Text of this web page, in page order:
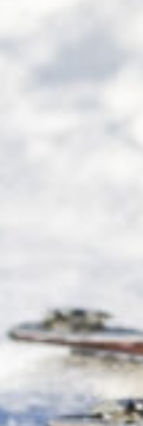
premiers
des